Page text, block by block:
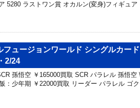
5280 ラストワン賞 オカルン(変身)フィギュア
フュージョンワールド シングルカー
2/24
孫悟空 ￥165000買取 SCR パラレル 孫悟空
：少年期 ￥22000買取 リーダー パラレル ゴ